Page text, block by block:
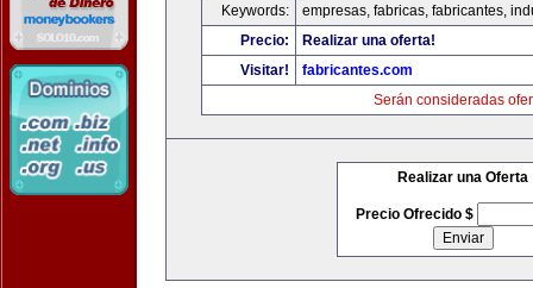
Keywords:
empresas, fabricas, fabricantes,
Precio:
Realizar una oferta!
Visitar!
fabricantes.com
Serán consideradas
Realizar una Oferta
Precio Ofrecido $